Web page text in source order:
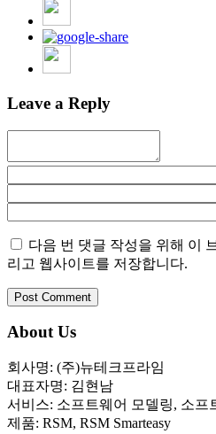
Leave a Reply
다음 번 댓글 작성을 위해 이
리고 웹사이트를 저장합니다.
About Us
회사명: (주)뉴테크프라임
대표자명: 김현남
서비스: 소프트웨어 모델링, 소프
제품: RSM, RSM Smarteasy